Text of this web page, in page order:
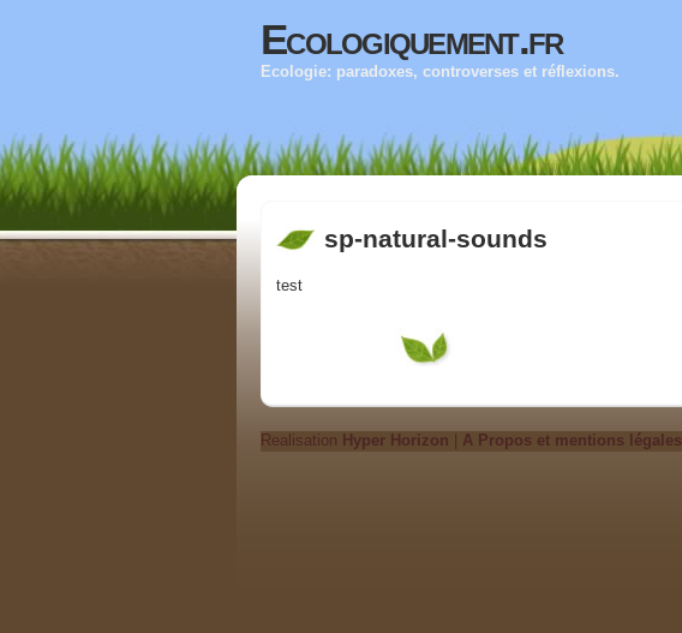
Ecologiquement.fr
Ecologie: paradoxes, controverses et réflexions.
sp-natural-sounds
test
Realisation Hyper Horizon | A Propos et mentions légales